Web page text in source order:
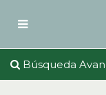
Búsqueda